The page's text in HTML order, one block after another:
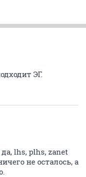
ЭГ.
lhs, plhs, zanet
не осталось, а